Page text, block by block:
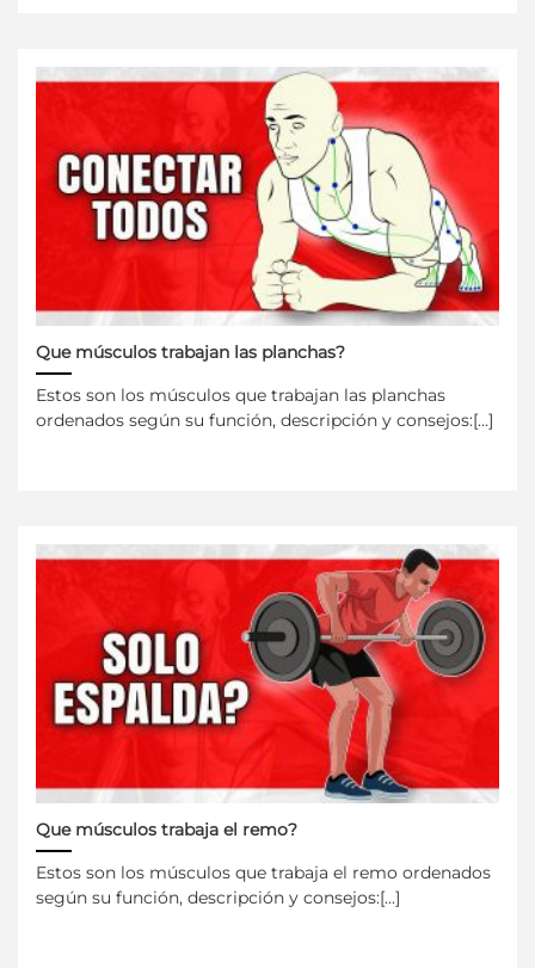
Que músculos trabajan las planchas?
Estos son los músculos que trabajan las planchas
ordenados según su función, descripción y consejos:[...]
Que músculos trabaja el remo?
Estos son los músculos que trabaja el remo ordenados
según su función, descripción y consejos:[...]